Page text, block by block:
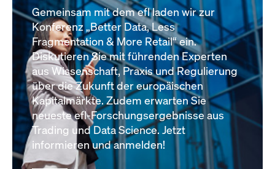
Gemeinsam mit dem efl laden wir zur
Konferenz „Better Data, Less
Fragmentation & More Retail“ ein.
Diskutieren Sie mit führenden Experten
aus Wissenschaft, Praxis und Regulierung
über die Zukunft der europäischen
Kapitalmärkte. Zudem erwarten Sie
neueste efl-Forschungsergebnisse aus
Trading und Data Science. Jetzt
informieren und anmelden!